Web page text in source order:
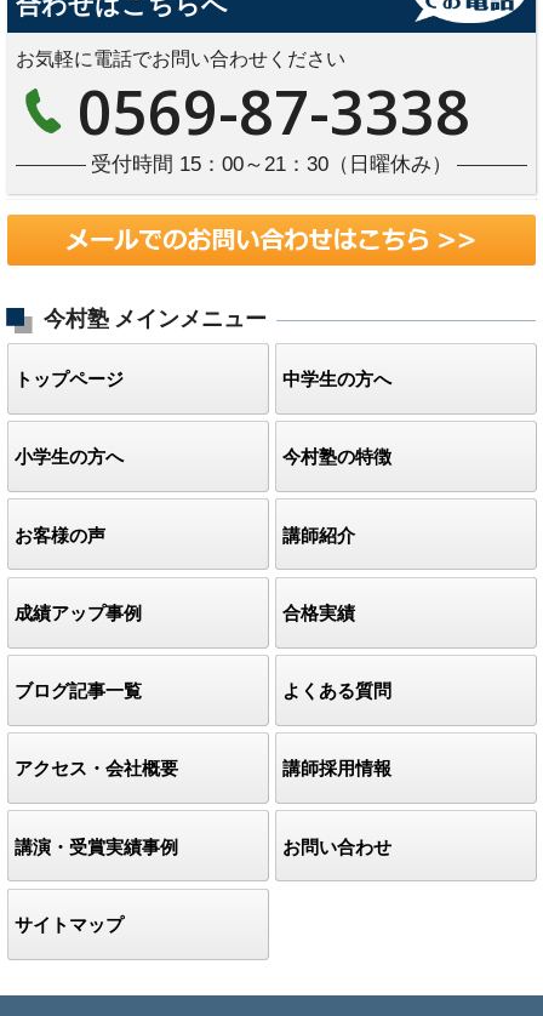
お気軽に電話でお問い合わせください
0569-87-3338
受付時間 15：00～21：30（日曜休み）
今村塾 メインメニュー
トップページ 中学生の方へ
小学生の方へ 今村塾の特徴
お客様の声 講師紹介
成績アップ事例 合格実績
ブログ記事一覧 よくある質問
アクセス・会社概要 講師採用情報
講演・受賞実績事例 お問い合わせ
サイトマップ